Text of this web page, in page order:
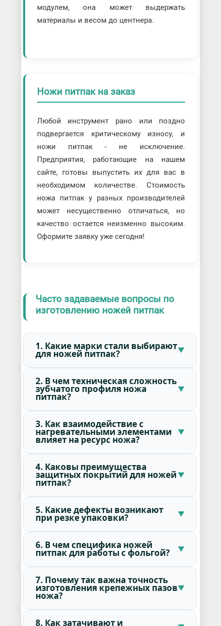
модулем, она может выдержать
материалы и весом до центнера.
Ножи питпак на заказ
Любой инструмент рано или поздно
подвергается критическому износу, и
ножи питпак - не исключение.
Предприятия, работающие на нашем
сайте, готовы выпустить их для вас в
необходимом количестве. Стоимость
ножа питпак у разных производителей
может несущественно отличаться, но
качество остается неизменно высоким.
Оформите заявку уже сегодня!
Часто задаваемые вопросы по
изготовлению ножей питпак
1. Какие марки стали выбирают
для ножей питпак?
2. В чем техническая сложность
зубчатого профиля ножа
питпак?
3. Как взаимодействие с
нагревательными элементами
влияет на ресурс ножа?
4. Каковы преимущества
защитных покрытий для ножей
питпак?
5. Какие дефекты возникают
при резке упаковки?
6. В чем специфика ножей
питпак для работы с фольгой?
7. Почему так важна точность
изготовления крепежных пазов
ножа?
8. Как затачивают и